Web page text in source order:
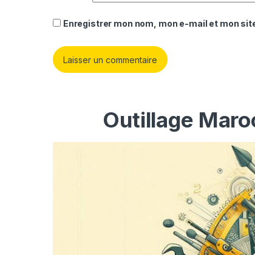
Enregistrer mon nom, mon e-mail et mon
Outillage